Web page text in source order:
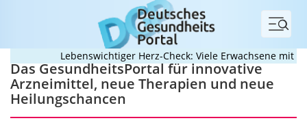
Menü
Lebenswichtiger Herz-Check: Viele Erwachsene mit
Das GesundheitsPortal für innovative
Arzneimittel, neue Therapien und neue
Heilungschancen